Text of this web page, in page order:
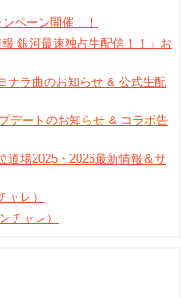
ペーン開催！！
銀河最速独占生配信！！」お
ナラ曲のお知らせ & 公式生配
デートのお知らせ & コラボ告
道場2025・2026最新情報＆サ
レ）
チャレ）